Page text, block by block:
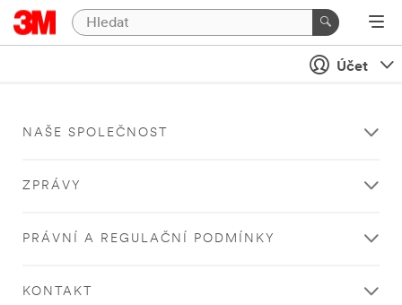
Účet
NAŠE SPOLEČNOST
ZPRÁVY
PRÁVNÍ A REGULAČNÍ PODMÍNKY
KONTAKT